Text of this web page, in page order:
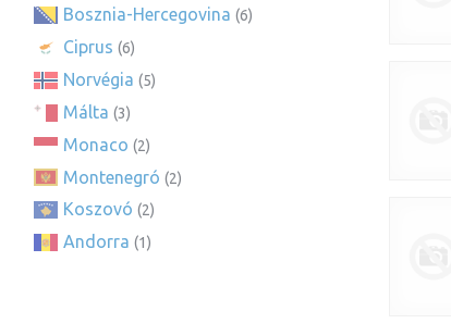
Bosznia-Hercegovina (6)
Ciprus (6)
Norvégia (5)
Málta (3)
Monaco (2)
Montenegró (2)
Koszovó (2)
Andorra (1)